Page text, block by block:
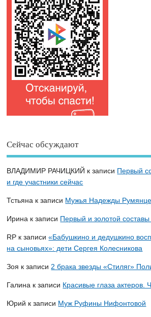
Сейчас обсуждают
ВЛАДИМИР РАЧИЦКИЙ к записи Первый
и где участники сейчас
Тстьяна к записи Мужья Надежды
Ирина к записи Первый и золотой
RP к записи«Бабушкино и дедушкино
на сыновьях»: дети Сергея Колесникова
Зоя к записи 2 брака звезды «Стиляг»
Галина к записи Красивые глаза актеров.
Юрий к записи Муж Руфины Нифонтовой